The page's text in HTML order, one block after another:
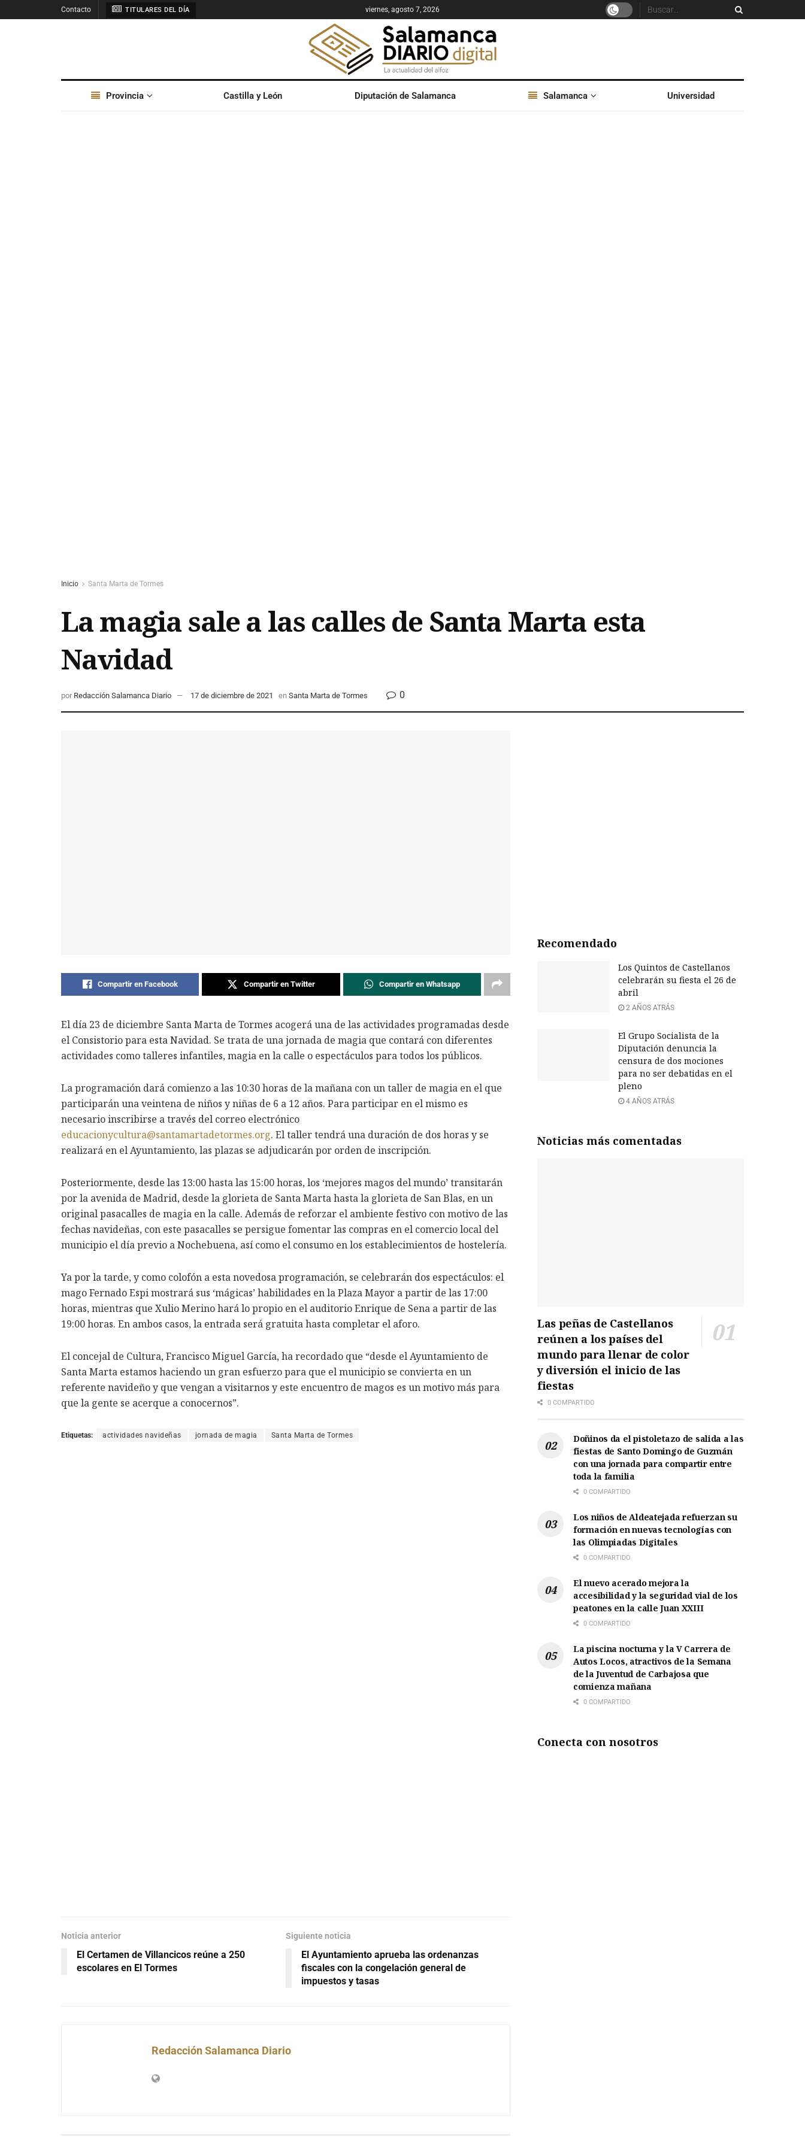
Contacto TITULARES DEL DÍA viernes, agosto 7, 2026
Provincia Castilla y León Diputación de Salamanca Salamanca Universidad
Inicio Santa Marta de Tormes
La magia sale a las calles de Santa Marta esta
Navidad
por Redacción Salamanca Diario 17 de diciembre de 2021 en Santa Marta de Tormes 0
Compartir en Facebook Compartir en Twitter Compartir en Whatsapp
El día 23 de diciembre Santa Marta de Tormes acogerá una de las actividades programadas desde
el Consistorio para esta Navidad. Se trata de una jornada de magia que contará con diferentes
actividades como talleres infantiles, magia en la calle o espectáculos para todos los públicos.
La programación dará comienzo a las 10:30 horas de la mañana con un taller de magia en el que
participarán una veintena de niños y niñas de 6 a 12 años. Para participar en el mismo es
necesario inscribirse a través del correo electrónico
educacionycultura@santamartadetormes.org. El taller tendrá una duración de dos horas y se
realizará en el Ayuntamiento, las plazas se adjudicarán por orden de inscripción.
Posteriormente, desde las 13:00 hasta las 15:00 horas, los ‘mejores magos del mundo’ transitarán
por la avenida de Madrid, desde la glorieta de Santa Marta hasta la glorieta de San Blas, en un
original pasacalles de magia en la calle. Además de reforzar el ambiente festivo con motivo de las
fechas navideñas, con este pasacalles se persigue fomentar las compras en el comercio local del
municipio el día previo a Nochebuena, así como el consumo en los establecimientos de hostelería.
Ya por la tarde, y como colofón a esta novedosa programación, se celebrarán dos espectáculos: el
mago Fernado Espi mostrará sus ‘mágicas’ habilidades en la Plaza Mayor a partir de las 17:00
horas, mientras que Xulio Merino hará lo propio en el auditorio Enrique de Sena a partir de las
19:00 horas. En ambos casos, la entrada será gratuita hasta completar el aforo.
El concejal de Cultura, Francisco Miguel García, ha recordado que “desde el Ayuntamiento de
Santa Marta estamos haciendo un gran esfuerzo para que el municipio se convierta en un
referente navideño y que vengan a visitarnos y este encuentro de magos es un motivo más para
que la gente se acerque a conocernos”.
Etiquetas: actividades navideñas jornada de magia Santa Marta de Tormes
Noticia anterior
El Certamen de Villancicos reúne a 250
escolares en El Tormes
Siguiente noticia
El Ayuntamiento aprueba las ordenanzas
fiscales con la congelación general de
impuestos y tasas
Redacción Salamanca Diario
Recomendado
Los Quintos de Castellanos
celebrarán su fiesta el 26 de
abril
2 AÑOS ATRÁS
El Grupo Socialista de la
Diputación denuncia la
censura de dos mociones
para no ser debatidas en el
pleno
4 AÑOS ATRÁS
Noticias más comentadas
Las peñas de Castellanos
reúnen a los países del
mundo para llenar de color
y diversión el inicio de las
fiestas
0 COMPARTIDO
Doñinos da el pistoletazo de salida a las
fiestas de Santo Domingo de Guzmán
con una jornada para compartir entre
toda la familia
0 COMPARTIDO
Los niños de Aldeatejada refuerzan su
formación en nuevas tecnologías con
las Olimpiadas Digitales
0 COMPARTIDO
El nuevo acerado mejora la
accesibilidad y la seguridad vial de los
peatones en la calle Juan XXIII
0 COMPARTIDO
La piscina nocturna y la V Carrera de
Autos Locos, atractivos de la Semana
de la Juventud de Carbajosa que
comienza mañana
0 COMPARTIDO
Conecta con nosotros